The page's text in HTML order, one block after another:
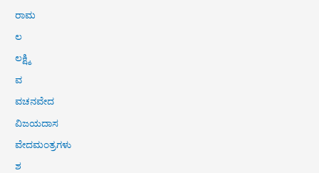
ರಾಮ
ಲ
ಲಕ್ಷ್ಮಿ
ವ
ವಚನವೇದ
ವಿಜಯದಾಸ
ವೇದಮಂತ್ರಗಳು
ಶ